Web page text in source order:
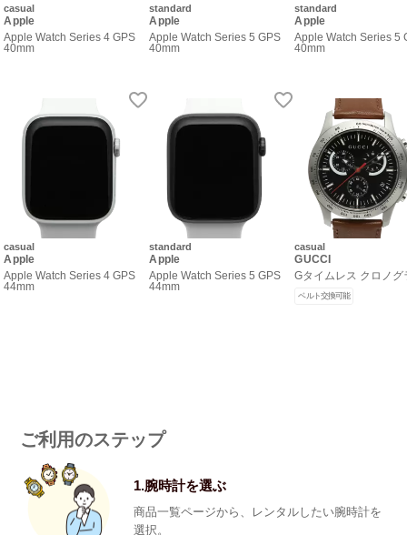
casual
Apple
Apple Watch Series 4 GPS
40mm
casual
Apple
Apple Watch Series 4 GPS
44mm
standard
Apple
Apple Watch Series 5 GPS
40mm
standard
Apple
Apple Watch Series 5 GPS
44mm
standard
Apple
Apple Watch Series 5
40mm
casual
GUCCI
Gタイムレス クロノグ
ベルト交換可能
ご利用のステップ
1.腕時計を選ぶ
商品一覧ページから、レンタルしたい腕時計を
選択。